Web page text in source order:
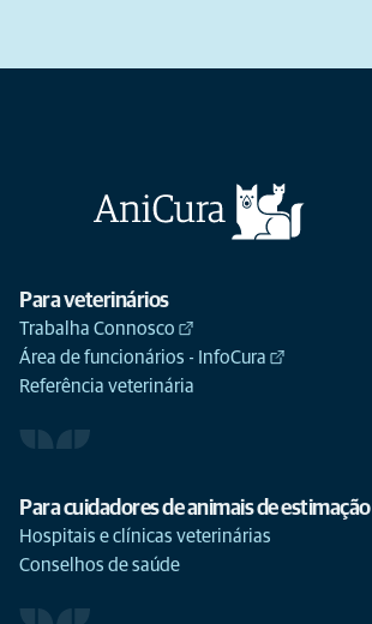
Para veterinários
Trabalha Connosco
Área de funcionários - InfoCura
Referência veterinária
Para cuidadores de animais de estimação
Hospitais e clínicas veterinárias
Conselhos de saúde